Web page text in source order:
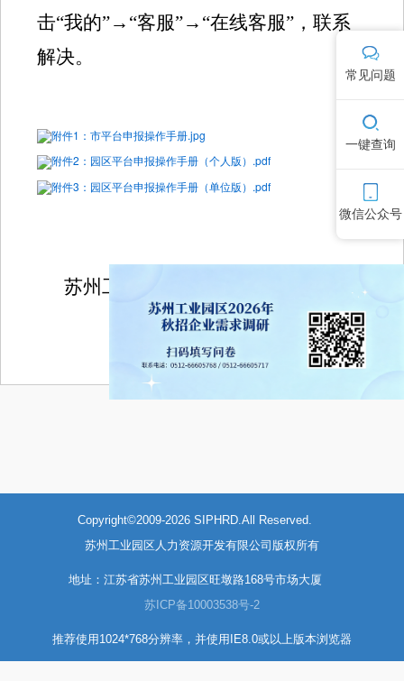
常见问题
一键查询
微信公众号
击“我的”→“客服”→“在线客服”，联系
解决。
附件1：市平台申报操作手册.jpg
附件2：园区平台申报操作手册（个人版）.pdf
附件3：园区平台申报操作手册（单位版）.pdf
苏州工业园区人力资源管理服务中心
2025
10月21日
Copyright©2009-2026 SIPHRD.All Reserved.
苏州工业园区人力资源开发有限公司版权所有
地址：江苏省苏州工业园区旺墩路168号市场大厦
苏ICP备10003538号-2
推荐使用1024*768分辨率，并使用IE8.0或以上版本浏览器